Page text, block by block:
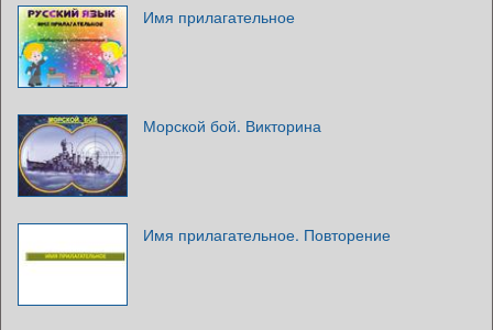
Имя прилагательное
Морской бой. Викторина
Имя прилагательное. Повторение